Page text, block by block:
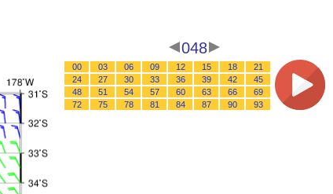
048
00 03 06 09 12 15 18
21
24
27 30 33 36 39 42
45
48
51 54 57 60 63 66
69
72
75 78 81 84 87 90 93